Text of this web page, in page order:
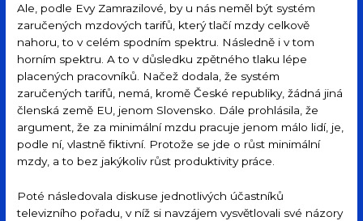
Ale, podle Evy Zamrazilové, by u nás neměl být systém
zaručených mzdových tarifů, který tlačí mzdy celkově
nahoru, to v celém spodním spektru. Následně i v tom
horním spektru. A to v důsledku zpětného tlaku lépe
placených pracovníků. Načež dodala, že systém
zaručených tarifů, nemá, kromě České republiky, žádná jiná
členská země EU, jenom Slovensko. Dále prohlásila, že
argument, že za minimální mzdu pracuje jenom málo lidí, je,
podle ní, vlastně fiktivní. Protože se jde o růst minimální
mzdy, a to bez jakýkoliv růst produktivity práce.
Poté následovala diskuse jednotlivých účastníků
televizního pořadu, v níž si navzájem vysvětlovali své názory